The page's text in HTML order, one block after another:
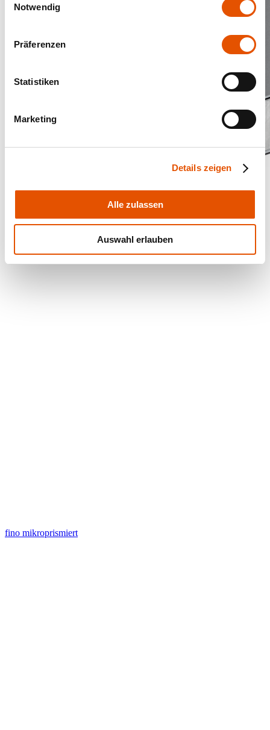
Notwendig
Präferenzen
Statistiken
Marketing
Details zeigen
Alle zulassen
Auswahl erlauben
fino mikroprismiert